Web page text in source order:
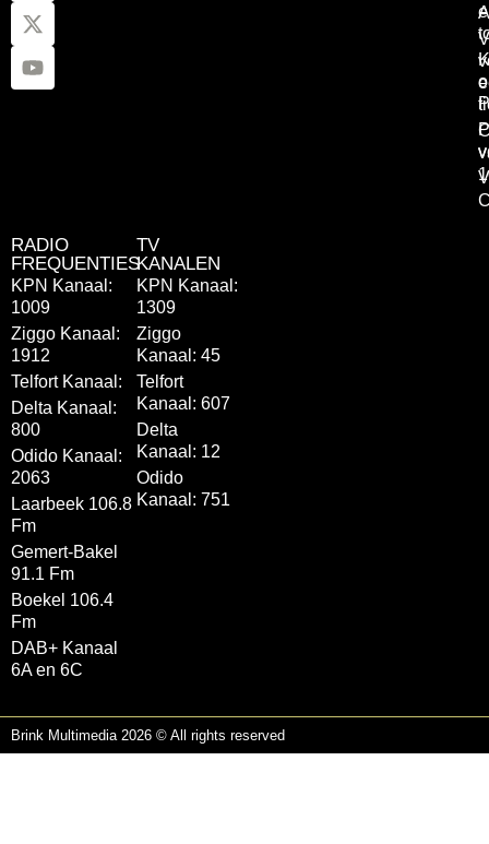
RADIO
FREQUENTIES
KPN Kanaal:
1009
Ziggo Kanaal:
1912
Telfort Kanaal:
Delta Kanaal:
800
Odido Kanaal:
2063
Laarbeek 106.8
Fm
Gemert-Bakel
91.1 Fm
Boekel 106.4
Fm
DAB+ Kanaal
6A en 6C
TV
KANALEN
KPN Kanaal:
1309
Ziggo
Kanaal: 45
Telfort
Kanaal: 607
Delta
Kanaal: 12
Odido
Kanaal: 751
Brink Multimedia 2026 © All rights reserved